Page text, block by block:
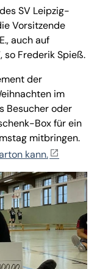
SV Leipzig-
Vorsitzende
auch auf
so Frederik Spieß.
der
im
Besucher oder
Box für ein
mitbringen.
kann.